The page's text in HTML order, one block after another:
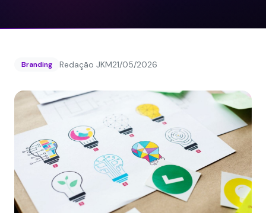
Branding Redação JKM21/05/2026